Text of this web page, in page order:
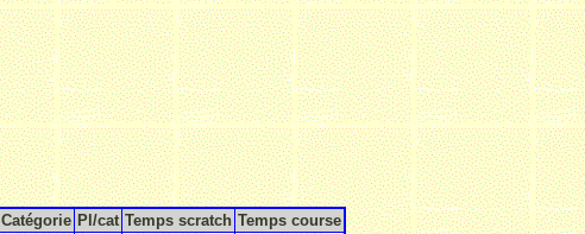
Catégorie Pl/cat Temps scratch Temps course